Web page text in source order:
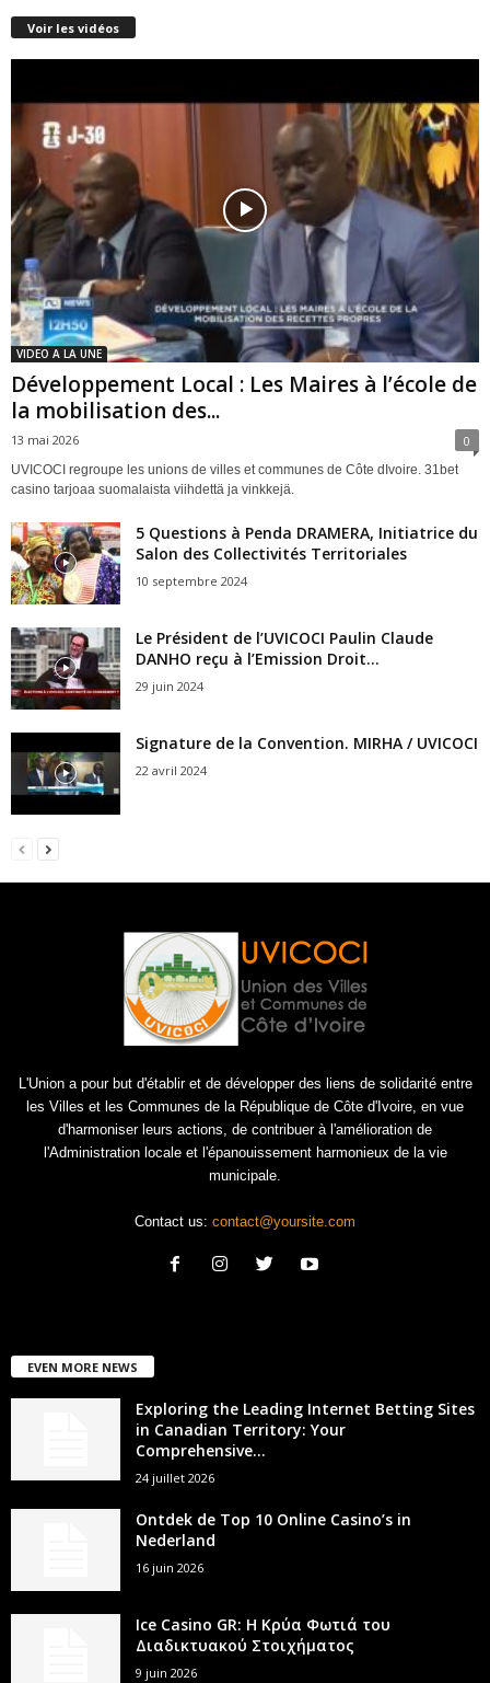
Voir les vidéos
VIDEO A LA UNE
Développement Local : Les Maires à l’école de
la mobilisation des...
13 mai 2026 0
UVICOCI regroupe les unions de villes et communes de Côte dIvoire. 31bet
casino tarjoaa suomalaista viihdettä ja vinkkejä.
5 Questions à Penda DRAMERA, Initiatrice du
Salon des Collectivités Territoriales
10 septembre 2024
Le Président de l’UVICOCI Paulin Claude
DANHO reçu à l’Emission Droit...
29 juin 2024
Signature de la Convention. MIRHA / UVICOCI
22 avril 2024
L'Union a pour but d'établir et de développer des liens de solidarité entre
les Villes et les Communes de la République de Côte d'Ivoire, en vue
d'harmoniser leurs actions, de contribuer à l'amélioration de
l'Administration locale et l'épanouissement harmonieux de la vie
municipale.
Contact us: contact@yoursite.com
EVEN MORE NEWS
Exploring the Leading Internet Betting Sites
in Canadian Territory: Your
Comprehensive...
24 juillet 2026
Ontdek de Top 10 Online Casino’s in
Nederland
16 juin 2026
Ice Casino GR: Η Κρύα Φωτιά του
Διαδικτυακού Στοιχήματος
9 juin 2026